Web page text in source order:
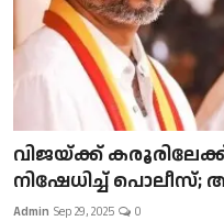
വിജയ്ക്ക്
നിഷേധിച്ച് പൊലീസ്;
Admin Sep 29, 2025 0